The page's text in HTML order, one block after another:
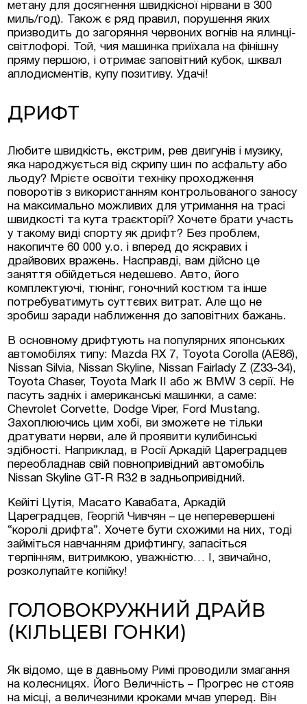
метану для досягнення швидкісної нірвани в 300
миль/год). Також є ряд правил, порушення яких
призводить до загоряння червоних вогнів на ялинці-
світлофорі. Той, чия машинка приїхала на фінішну
пряму першою, і отримає заповітний кубок, шквал
аплодисментів, купу позитиву. Удачі!
ДРИФТ
Любите швидкість, екстрим, рев двигунів і музику,
яка народжується від скрипу шин по асфальту або
льоду? Мрієте освоїти техніку проходження
поворотів з використанням контрольованого заносу
на максимально можливих для утримання на трасі
швидкості та кута траєкторії? Хочете брати участь
у такому виді спорту як дрифт? Без проблем,
накопичте 60 000 у.о. і вперед до яскравих і
драйвових вражень. Насправді, вам дійсно це
заняття обійдеться недешево. Авто, його
комплектуючі, тюнінг, гоночний костюм та інше
потребуватимуть суттєвих витрат. Але що не
зробиш заради наближення до заповітних бажань.
В основному дрифтують на популярних японських
автомобілях типу: Mazda RX 7, Toyota Corolla (AE86),
Nissan Silvia, Nissan Skyline, Nissan Fairlady Z (Z33-34),
Toyota Chaser, Toyota Mark II або ж BMW 3 серії. Не
пасуть задніх і американські машинки, а саме:
Chevrolet Corvette, Dodge Viper, Ford Mustang.
Захоплюючись цим хобі, ви зможете не тільки
дратувати нерви, але й проявити кулибинські
здібності. Наприклад, в Росії Аркадій Цареградцев
переобладнав свій повнопривідний автомобіль
Nissan Skyline GT-R R32 в задньопривідний.
Кейіті Цутія, Масато Кавабата, Аркадій
Цареградцев, Георгій Чивчян – це неперевершені
“королі дрифта”. Хочете бути схожими на них, тоді
займіться навчанням дрифтингу, запасіться
терпінням, витримкою, уважністю… І, звичайно,
розколупайте копійку!
ГОЛОВОКРУЖНИЙ ДРАЙВ
(КІЛЬЦЕВІ ГОНКИ)
Як відомо, ще в давньому Римі проводили змагання
на колесницях. Його Величність – Прогрес не стояв
на місці, а величезними кроками мчав уперед. Він